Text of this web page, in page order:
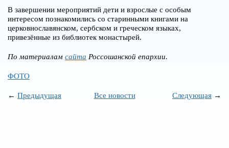
В завершении мероприятий дети и взрослые с особым
интересом познакомились со старинными книгами на
церковнославянском, сербском и греческом языках,
привезённые из библиотек монастырей.
По материалам сайта Россошанской епархии.
ФОТО
Все новости Следующая →
← Предыдущая